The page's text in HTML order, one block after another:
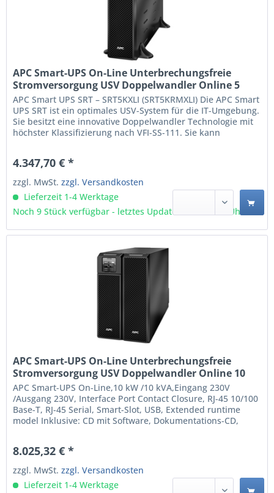
APC Smart-UPS On-Line Unterbrechungsfreie
Stromversorgung USV Doppelwandler Online 5
kVA 4500 W 12 AC-Ausgänge (SRT5KXLI)
APC Smart UPS SRT – SRT5KXLI (SRT5KRMXLI) Die APC Smart
UPS SRT ist ein optimales USV-System für die IT-Umgebung.
Sie besitzt eine innovative Doppelwandler Technologie mit
höchster Klassifizierung nach VFI-SS-111. Sie kann
RMXLI-Variante 3 HE. Die Anlage kann...
4.347,70 € *
zzgl. MwSt.zzgl. Versandkosten
Lieferzeit 1-4 Werktage
Noch 9 Stück verfügbar - letztes Update 07.08 - 3:03 Uhr
APC Smart-UPS On-Line Unterbrechungsfreie
Stromversorgung USV Doppelwandler Online 10
kVA 10000 W 10 AC-Ausgänge (SRT10KXLI)
APC Smart-UPS On-Line,10 kW /10 kVA,Eingang 230V
/Ausgang 230V, Interface Port Contact Closure, RJ-45 10/100
Base-T, RJ-45 Serial, Smart-Slot, USB, Extended runtime
model Inklusive: CD mit Software, Dokumentations-CD,
Wellenform: Sine 10 AC-Ausgänge Plombierte Bleisäure...
8.025,32 € *
zzgl. MwSt.zzgl. Versandkosten
Lieferzeit 1-4 Werktage